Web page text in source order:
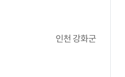
인천 강화군